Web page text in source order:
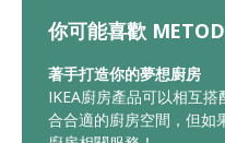
你可能喜歡
著手打造你的夢想廚房
IKEA廚房產品可以相互
合合適的廚房空間，但如